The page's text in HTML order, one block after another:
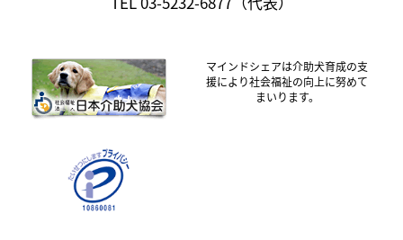
マインドシェアは介助犬育成の支
援により社会福祉の向上に努めて
まいります。